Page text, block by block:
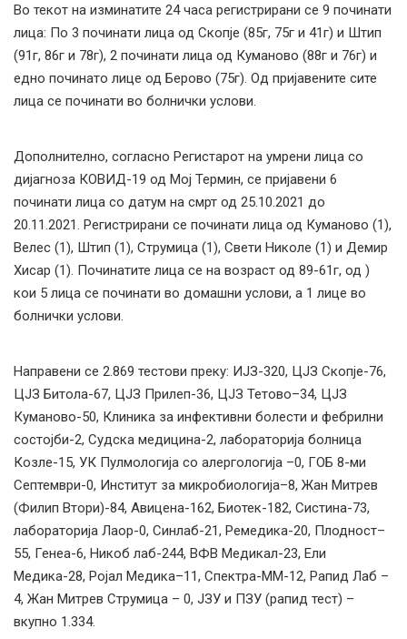
Во текот на изминатите 24 часа регистрирани се 9 починати
лица: По 3 починати лица од Скопје (85г, 75г и 41г) и Штип
(91г, 86г и 78г), 2 починати лица од Куманово (88г и 76г) и
едно починато лице од Берово (75г). Од пријавените сите
лица се починати во болнички услови.
Дополнително, согласно Регистарот на умрени лица со
дијагноза КОВИД-19 од Мој Термин, се пријавени 6
починати лица со датум на смрт од 25.10.2021 до
20.11.2021. Регистрирани се починати лица од Куманово (1),
Велес (1), Штип (1), Струмица (1), Свети Николе (1) и Демир
Хисар (1). Починатите лица се на возраст од 89-61г, од )
кои 5 лица се починати во домашни услови, а 1 лице во
болнички услови.
Направени се 2.869 тестови преку: ИЈЗ-320, ЦЈЗ Скопје-76,
ЦЈЗ Битола-67, ЦЈЗ Прилеп-36, ЦЈЗ Тетово–34, ЦЈЗ
Куманово-50, Клиника за инфективни болести и фебрилни
состојби-2, Судска медицина-2, лабораторија болница
Козле-15, УК Пулмологија со алергологија –0, ГОБ 8-ми
Септември-0, Институт за микробиологија–8, Жан Митрев
(Филип Втори)-84, Авицена-162, Биотек-182, Систина-73,
лабораторија Лаор-0, Синлаб-21, Ремедика-20, Плодност–
55, Генеа-6, Никоб лаб-244, ВФВ Медикал-23, Ели
Медика-28, Ројал Медика–11, Спектра-ММ-12, Рапид Лаб –
4, Жан Митрев Струмица – 0, ЈЗУ и ПЗУ (рапид тест) –
вкупно 1.334.